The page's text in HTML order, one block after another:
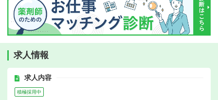
求人情報
求人内容
積極採用中